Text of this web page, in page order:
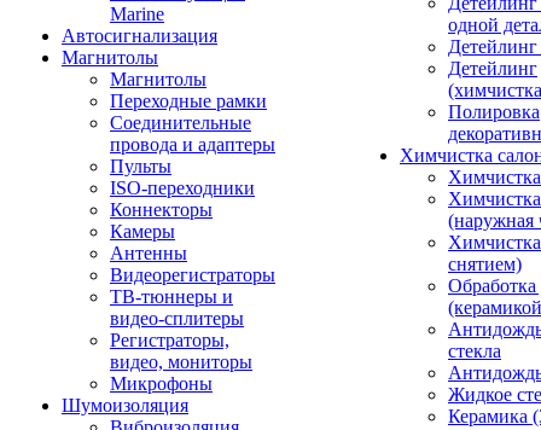
Marine
Автосигнализация
Магнитолы
Магнитолы
Переходные рамки
Соединительные
провода и адаптеры
Пульты
ISO-переходники
Коннекторы
Камеры
Антенны
Видеорегистраторы
ТВ-тюннеры и
видео-сплитеры
Регистраторы,
видео, мониторы
Микрофоны
Шумоизоляция
одной
Детейлинг
Полировка
Химчистка
(наружная
снятием)
Обработка
стекла
Жидкое
Керамика